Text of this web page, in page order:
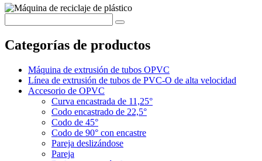
Categorías de productos
Máquina de extrusión de tubos OPVC
Línea de extrusión de tubos de PVC-O de alta velocidad
Accesorio de OPVC
Curva encastrada de 11,25°
Codo encastrado de 22,5°
Codo de 45°
Codo de 90° con encastre
Pareja deslizándose
Pareja